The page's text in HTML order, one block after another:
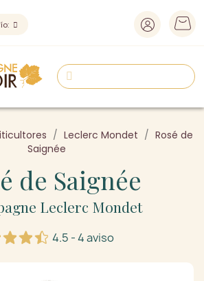
Leclerc Mondet
Rosé de
Saignée
de Saignée
Leclerc Mondet
4.5 - 4 aviso